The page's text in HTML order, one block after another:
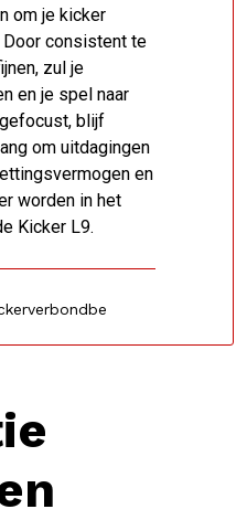
om je kicker
consistent te
zul je
en je spel naar
blijf
om uitdagingen
en
worden in het
Kicker L9.